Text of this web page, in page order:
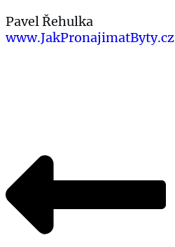
Pavel Řehulka
www.JakPronajimatByty.cz